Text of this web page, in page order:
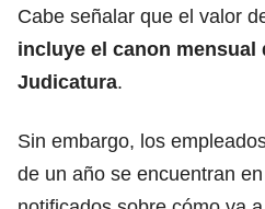
Cabe señalar que el valor
incluye el canon mensual
Judicatura.
Sin embargo, los
de un año se encuentran